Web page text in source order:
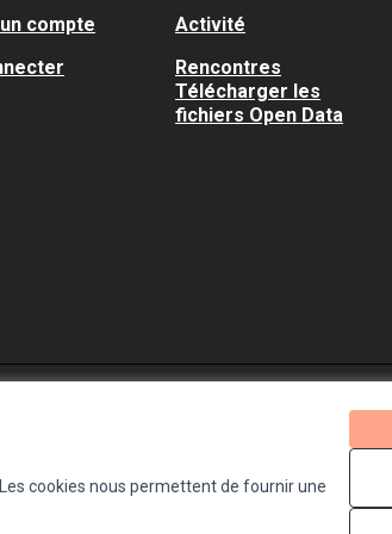
cookies nous permettent de fournir une
compte
Activité
Rencontres
Télécharger les
fichiers Open Data